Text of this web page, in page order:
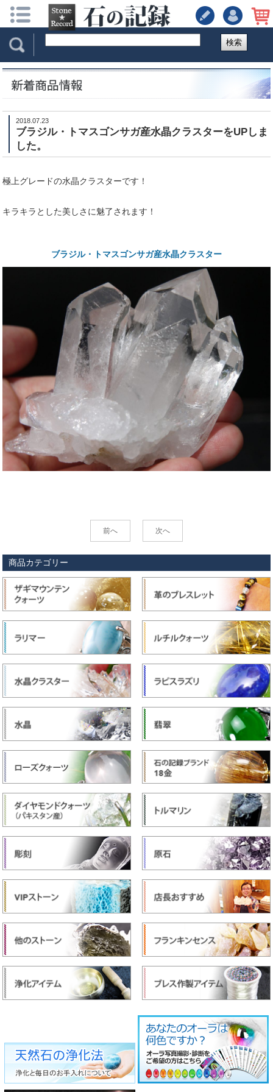
検索
2018.07.23
ブラジル・トマスゴンサガ産水晶クラスターをUPしま
した。
極上グレードの水晶クラスターです！
キラキラとした美しさに魅了されます！
ブラジル・トマスゴンサガ産水晶クラスター
前へ 次へ
商品カテゴリー